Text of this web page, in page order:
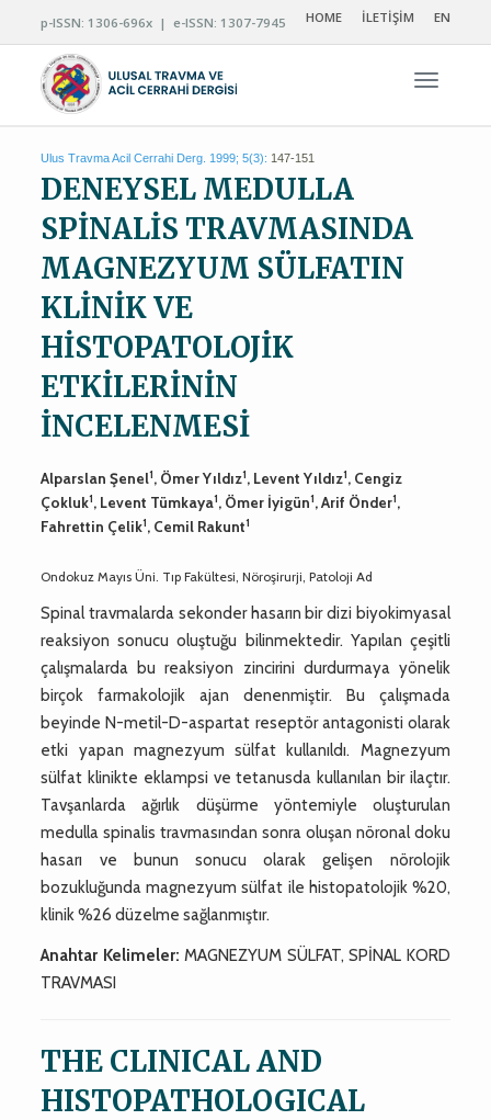
p-ISSN: 1306-696x | e-ISSN: 1307-7945 HOME İLETİŞİM EN
Ulus Travma Acil Cerrahi Derg. 1999; 5(3): 147-151
DENEYSEL MEDULLA
SPİNALİS TRAVMASINDA
MAGNEZYUM SÜLFATIN
KLİNİK VE
HİSTOPATOLOJİK
ETKİLERİNİN
İNCELENMESİ
Alparslan Şenel1, Ömer Yıldız1, Levent Yıldız1, Cengiz
Çokluk1, Levent Tümkaya1, Ömer İyigün1, Arif Önder1,
Fahrettin Çelik1, Cemil Rakunt1
Ondokuz Mayıs Üni. Tıp Fakültesi, Nöroşirurji, Patoloji Ad
Spinal travmalarda sekonder hasarın bir dizi biyokimyasal
reaksiyon sonucu oluştuğu bilinmektedir. Yapılan çeşitli
çalışmalarda bu reaksiyon zincirini durdurmaya yönelik
birçok farmakolojik ajan denenmiştir. Bu çalışmada
beyinde N-metil-D-aspartat reseptör antagonisti olarak
etki yapan magnezyum sülfat kullanıldı. Magnezyum
sülfat klinikte eklampsi ve tetanusda kullanılan bir ilaçtır.
Tavşanlarda ağırlık düşürme yöntemiyle oluşturulan
medulla spinalis travmasından sonra oluşan nöronal doku
hasarı ve bunun sonucu olarak gelişen nörolojik
bozukluğunda magnezyum sülfat ile histopatolojik %20,
klinik %26 düzelme sağlanmıştır.
Anahtar Kelimeler: MAGNEZYUM SÜLFAT, SPİNAL KORD
TRAVMASI
THE CLINICAL AND
HISTOPATHOLOGICAL